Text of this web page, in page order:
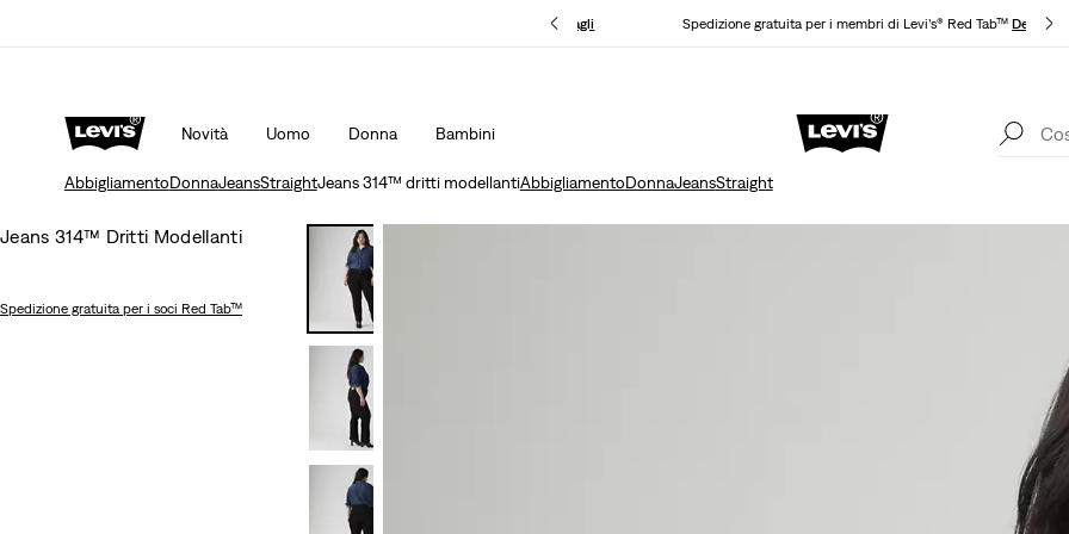
Dettagli Spedizione gratuita per i membri di Levi’s® Red Tab™Dettagli
Novità Uomo Donna Bambini
Politica di spedizione e resi Aggiornata
AbbigliamentoDonnaJeansStraightJeans 314™ dritti modellantiAbbigliamentoDonnaJeansStraight
Jeans 314™ Dritti Modellanti
Spedizione gratuita per i soci Red Tab™